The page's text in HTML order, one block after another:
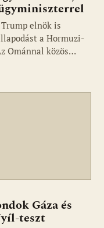
elnök is
a Hormuzi-
Ománnal közös…
Gáza és
teszt